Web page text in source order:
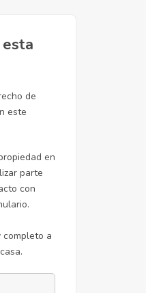
de
este
en
parte
con
a